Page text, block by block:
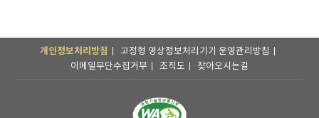
개인정보처리방침
고정형 영상정보처리기기 운영관리방침
이메일무단수집거부
조직도 찾아오시는길